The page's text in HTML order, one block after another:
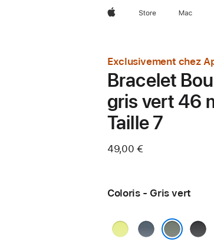
AppleStore Mac
Exclusivement chez
Bracelet
gris vert 46
Taille 7
49,00 €
Coloris - Gris vert
JauneBleu
maritime
Noir